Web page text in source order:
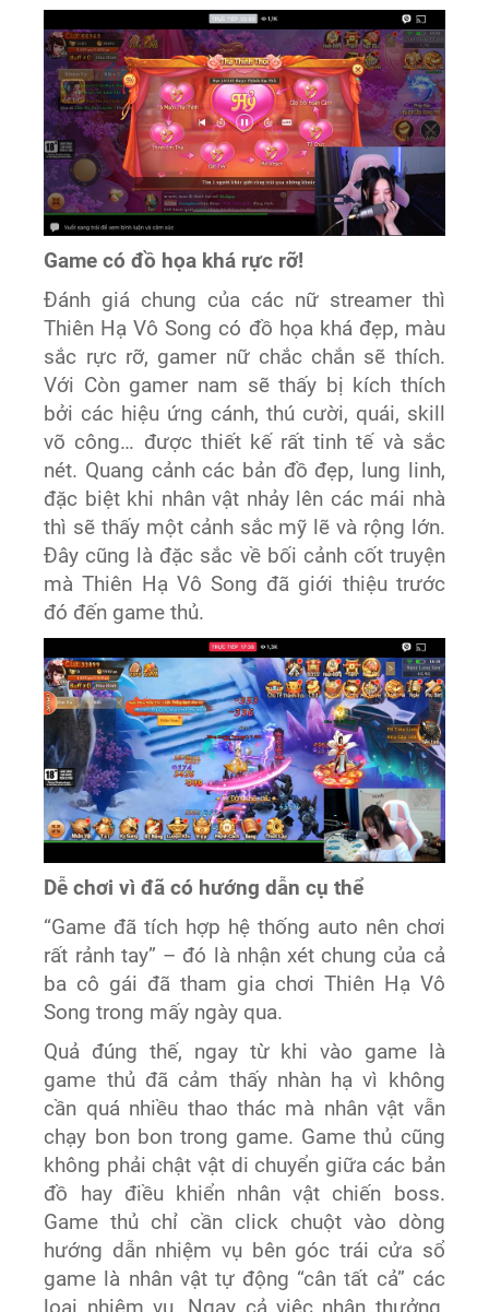
Game có đồ họa khá rực rỡ!
Đánh giá chung của các nữ streamer thì
Thiên Hạ Vô Song có đồ họa khá đẹp, màu
sắc rực rỡ, gamer nữ chắc chắn sẽ thích.
Với Còn gamer nam sẽ thấy bị kích thích
bởi các hiệu ứng cánh, thú cười, quái, skill
võ công… được thiết kế rất tinh tế và sắc
nét. Quang cảnh các bản đồ đẹp, lung linh,
đặc biệt khi nhân vật nhảy lên các mái nhà
thì sẽ thấy một cảnh sắc mỹ lẽ và rộng lớn.
Đây cũng là đặc sắc về bối cảnh cốt truyện
mà Thiên Hạ Vô Song đã giới thiệu trước
đó đến game thủ.
Dễ chơi vì đã có hướng dẫn cụ thể
“Game đã tích hợp hệ thống auto nên chơi
rất rảnh tay” – đó là nhận xét chung của cả
ba cô gái đã tham gia chơi Thiên Hạ Vô
Song trong mấy ngày qua.
Quả đúng thế, ngay từ khi vào game là
game thủ đã cảm thấy nhàn hạ vì không
cần quá nhiều thao thác mà nhân vật vẫn
chạy bon bon trong game. Game thủ cũng
không phải chật vật di chuyển giữa các bản
đồ hay điều khiển nhân vật chiến boss.
Game thủ chỉ cần click chuột vào dòng
hướng dẫn nhiệm vụ bên góc trái cửa sổ
game là nhân vật tự động “cân tất cả” các